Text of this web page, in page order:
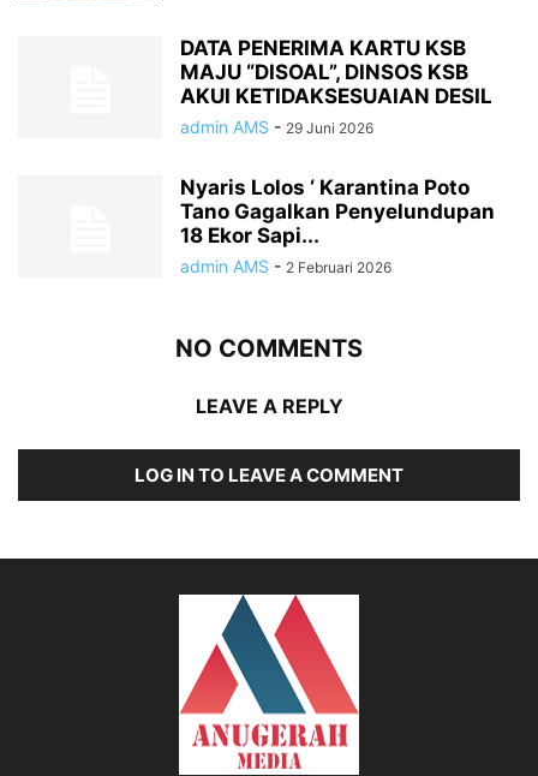
DATA PENERIMA KARTU KSB
MAJU “DISOAL”, DINSOS KSB
AKUI KETIDAKSESUAIAN DESIL
admin AMS - 29 Juni 2026
Nyaris Lolos ‘ Karantina Poto
Tano Gagalkan Penyelundupan
18 Ekor Sapi...
admin AMS - 2 Februari 2026
NO COMMENTS
LEAVE A REPLY
LOG IN TO LEAVE A COMMENT